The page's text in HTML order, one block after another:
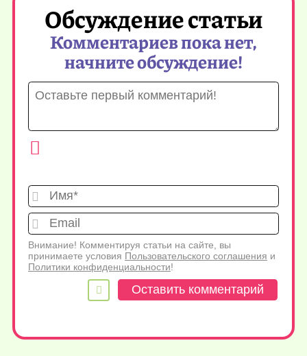
Обсуждение статьи
Комментариев пока нет,
начните обсуждение!
Имя*
Внимание! Комментируя статьи на сайте, вы
принимаете условия Пользовательского соглашения и
Политики конфиденциальности!